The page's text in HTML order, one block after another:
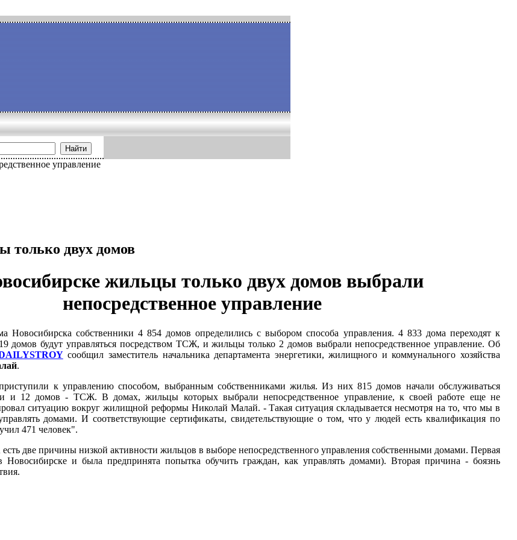
Найти
управление
только двух домов
жильцы только двух домов выбрали
непосредственное управление
Новосибирска собственники 4 854 домов определились с выбором способа управления. 4 833 дома переходят к
домов будут управляться посредством ТСЖ, и жильцы только 2 домов выбрали непосредственное управление. Об
сообщил заместитель начальника департамента энергетики, жилищного и коммунального хозяйства
.
к управлению способом, выбранным собственниками жилья. Из них 815 домов начали обслуживаться
и 12 домов - ТСЖ. В домах, жильцы которых выбрали непосредственное управление, к своей работе еще не
ситуацию вокруг жилищной реформы Николай Малай. - Такая ситуация складывается несмотря на то, что мы в
домами. И соответствующие сертификаты, свидетельствующие о том, что у людей есть квалификация по
471 человек".
две причины низкой активности жильцов в выборе непосредственного управления собственными домами. Первая
Новосибирске и была предпринята попытка обучить граждан, как управлять домами). Вторая причина - боязнь